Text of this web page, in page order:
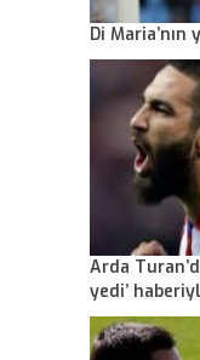
Di
Arda
yedi’